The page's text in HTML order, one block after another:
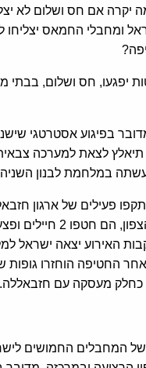
יקרה אם חס ושלום לא
ומחבלי החמאס יצליחו
יפגעו, חס ושלום, בבתי
בפיגוע אסטרטגי
תיאלץ לצאת למערכה
במלחמת לבנון השניה ב-
ב-12 ביולי 2006 תקפו פעילים של
האירוע יצאה ישראל
החטיפה הוחזרו גופות
כחלק מעסקה עם חזבאללה.